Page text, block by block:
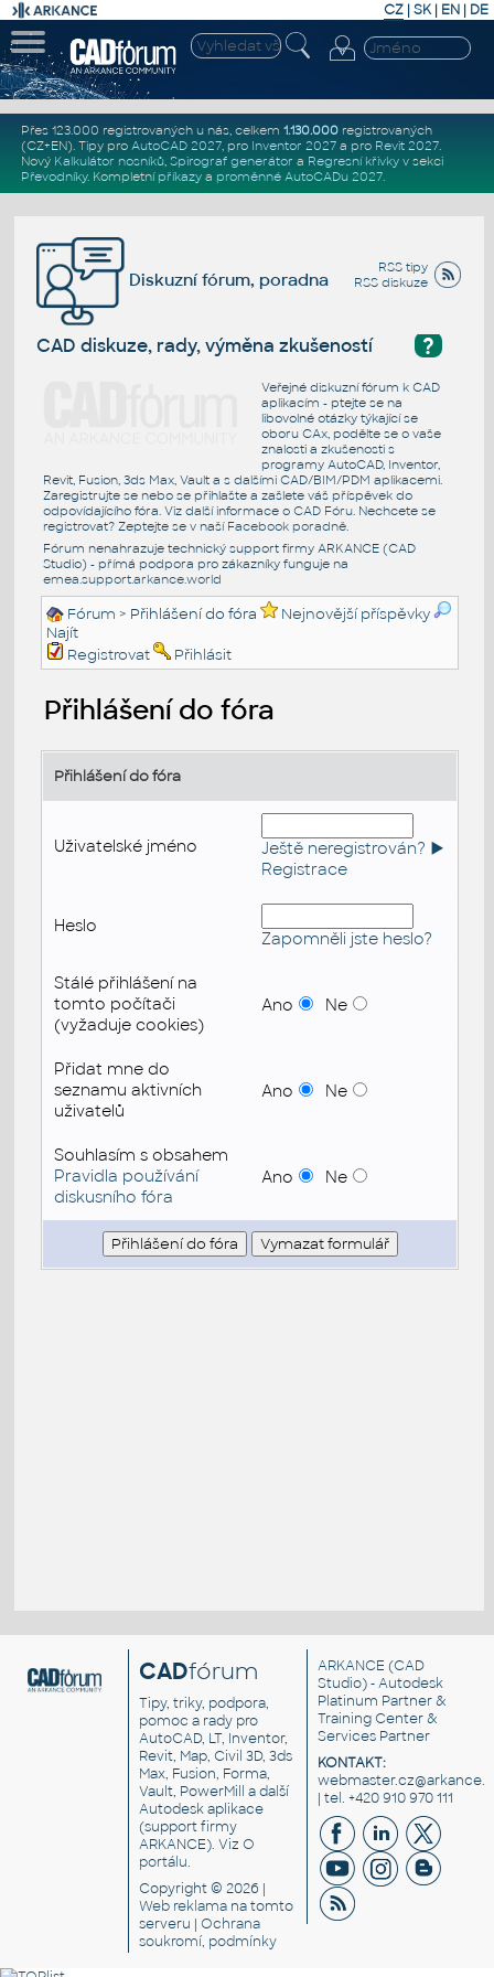
CZ | SK| EN | DE
Přes 123.000 registrovaných u nás, celkem 1.130.000registrovaných
(CZ+EN). Tipy pro AutoCAD 2027, pro Inventor 2027a pro Revit 2027.
Nový Kalkulátor nosníků, Spirograf generátor a Regresní křivkyv sekci
Převodníky. Kompletní příkazya proměnné AutoCADu 2027.
RSS tipy
RSS diskuze
Diskuzní fórum, poradna
?
CAD diskuze, rady, výměna zkušeností
Veřejné diskuzní fórum k CAD
aplikacím - ptejte se na
libovolné otázky týkající se
oboru CAx, podělte se o vaše
znalosti a zkušenosti s
programy AutoCAD, Inventor,
Revit, Fusion, 3ds Max, Vault a s dalšími CAD/BIM/PDM aplikacemi.
Zaregistrujte se nebo se přihlašte a zašlete váš příspěvek do
odpovídajícího fóra. Viz další informace o CAD Fóru. Nechcete se
registrovat? Zeptejte se v naší Facebook poradně.
Fórum nenahrazuje technický support firmy ARKANCE (CAD
Studio) - přímá podpora pro zákazníky funguje na
emea.support.arkance.world
Fórum > Přihlášení do fóra
Nejnovější příspěvky
Najít
Registrovat
Přihlásit
Přihlášení do fóra
Přihlášení do fóra
Uživatelské jméno
Ještě neregistrován? ►
Registrace
Heslo
Zapomněli jste heslo?
Stálé přihlášení na
tomto počítači
(vyžaduje cookies)
Ano Ne
Přidat mne do
seznamu aktivních
uživatelů
Ano Ne
Souhlasím s obsahem
Pravidla používání
diskusního fóra
Ano Ne
CADfórum
Tipy, triky, podpora,
pomoc a rady pro
AutoCAD, LT, Inventor,
Revit, Map, Civil 3D, 3ds
Max, Fusion, Forma,
Vault, PowerMill a další
Autodesk aplikace
(support firmy
ARKANCE). VizO
portálu.
Copyright © 2026 |
Web reklama na tomto
serveru |Ochrana
soukromí, podmínky
ARKANCE (CAD
Studio) - Autodesk
Platinum Partner &
Training Center &
Services Partner
KONTAKT:
| tel. +420 910 970 111